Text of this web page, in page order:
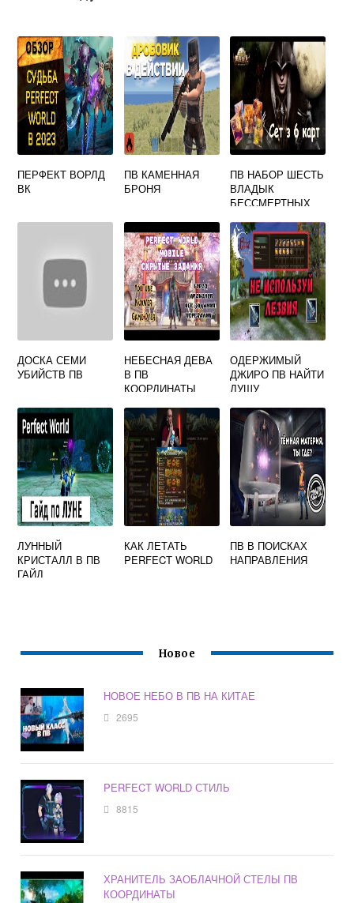
ПЕРФЕКТ ВОРЛД
ВК
ПВ КАМЕННАЯ
БРОНЯ
ПВ НАБОР ШЕСТЬ
ВЛАДЫК
БЕССМЕРТНЫХ
ДОСКА СЕМИ
УБИЙСТВ ПВ
НЕБЕСНАЯ ДЕВА
В ПВ
КООРДИНАТЫ
ОДЕРЖИМЫЙ
ДЖИРО ПВ НАЙТИ
ДУШУ
ЛУННЫЙ
КРИСТАЛЛ В ПВ
ГАЙД
КАК ЛЕТАТЬ
PERFECT WORLD
ПВ В ПОИСКАХ
НАПРАВЛЕНИЯ
Новое
НОВОЕ НЕБО В ПВ НА КИТАЕ
2695
PERFECT WORLD СТИЛЬ
8815
ХРАНИТЕЛЬ ЗАОБЛАЧНОЙ СТЕЛЫ ПВ
КООРДИНАТЫ